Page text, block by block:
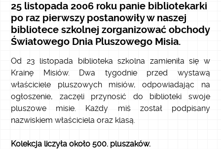
25 listopada 2006 roku panie bibliotekarki
po raz pierwszy postanowiły w naszej
bibliotece szkolnej zorganizować obchody
Światowego Dnia Pluszowego Misia.
Od 23 listopada biblioteka szkolna zamieniła się w
Krainę Misiów. Dwa tygodnie przed wystawą
właściciele pluszowych misiów, odpowiadając na
ogłoszenie, zaczęli przynosić do biblioteki swoje
pluszowe misie. Każdy miś został podpisany
nazwiskiem właściciela oraz klasą.
Kolekcja liczyła około 500. pluszaków.